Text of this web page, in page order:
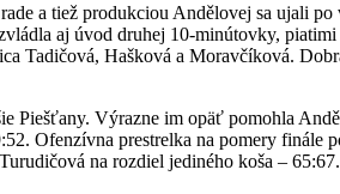
a tiež produkciou Andělovej sa ujali
aj úvod druhej 10-minútovky,
Tadičová, Hašková a Moravčíková.
Piešťany. Výrazne im opäť pomohla
Ofenzívna prestrelka na pomery finále
na rozdiel jediného koša –